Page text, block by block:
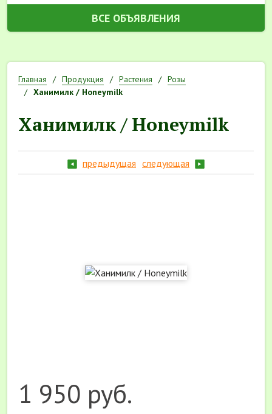
ВСЕ ОБЪЯВЛЕНИЯ
Главная Продукция Растения
Розы
Ханимилк / Honeymilk
Ханимилк / Honeymilk
предыдущая следующая
1 950 руб.